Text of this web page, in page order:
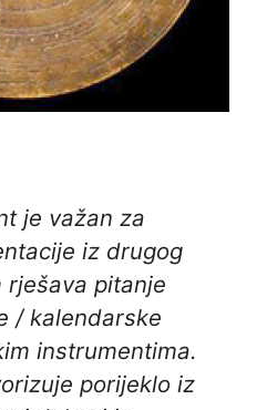
je važan za
iz drugog
rješava pitanje
/ kalendarske
instrumentima.
porijeklo iz